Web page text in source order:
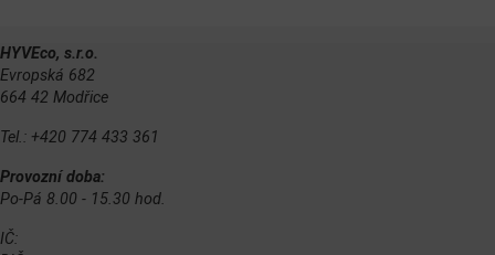
HYVEco, s.r.o.
Evropská 682
664 42 Modřice
Tel.: +420 774 433 361
Provozní doba:
Po-Pá 8.00 - 15.30 hod.
IČ: